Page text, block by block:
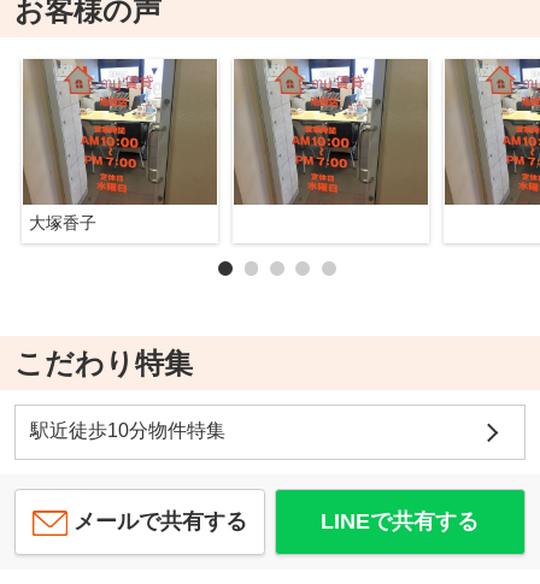
お客様の声
大塚香子
こだわり特集
駅近徒歩10分物件特集
メールで共有する LINEで共有する